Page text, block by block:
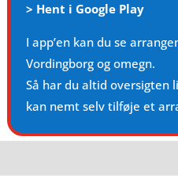
> Hent i Google Play
I app’en kan du se
Vordingborg og omegn.
Så har du altid oversigten
kan nemt selv tilføje et